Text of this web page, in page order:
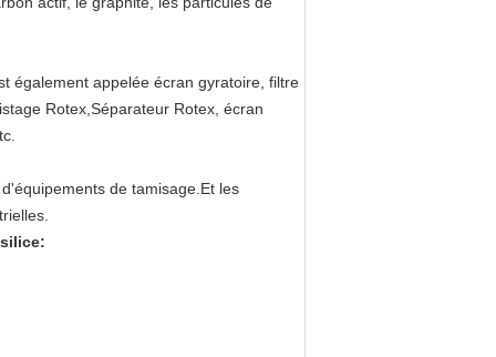
également appelée écran gyratoire, filtre
Rotex,Séparateur Rotex, écran
de tamisage.Et les